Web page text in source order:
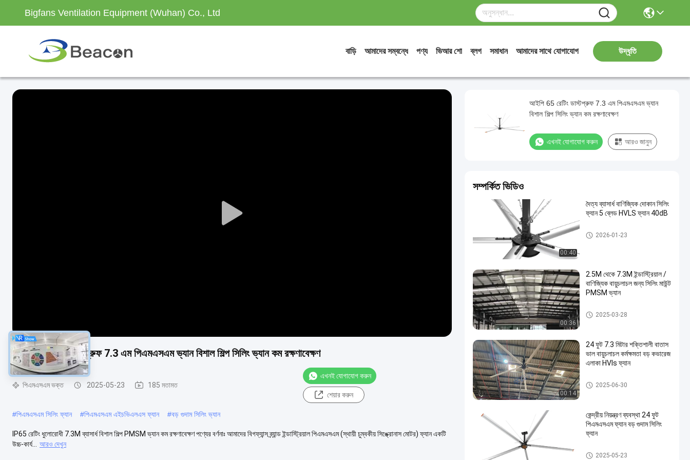
Bigfans Ventilation Equipment (Wuhan) Co., Ltd
বাড়ি আমাদের সম্বন্ধে পণ্য ভিআর শো ব্লগ সমাধান আমাদের সাথে যোগাযোগ উদ্ধৃতি
Play
আইপি 65 রেটিং ডাস্টপ্রুফ 7.3 এম পিএমএসএম ভ্যান বিশাল শিল্প সিলিং ভ্যান কম রক্ষণাবেক্ষণ
পিএমএসএম ভক্ত 2025-05-23 185 মতামত
এখনই যোগাযোগ করুন
শেয়ার করুন
#পিএমএসএম সিলিং ফ্যান #পিএমএসএম এইচভিএলএস ফ্যান #বড় গুদাম সিলিং ভ্যান
IP65 রেটিং ধুলোরোধী 7.3M ব্যাসার্ধ বিশাল শিল্প PMSM ভ্যান কম রক্ষণাবেক্ষণ পণ্যের বর্ণনাঃ আমাদের বিগফ্যান্স ব্র্যান্ড ইন্ডাস্ট্রিয়াল পিএমএসএম (স্থায়ী চুম্বকীয় সিঙ্ক্রোনাস মোটর) ফ্যান একটি
উচ্চ-কার্য...
আরও দেখুন
আইপি 65 রেটিং ডাস্টপ্রুফ 7.3 এম পিএমএসএম ভ্যান
বিশাল শিল্প সিলিং ভ্যান কম রক্ষণাবেক্ষণ
এখনই যোগাযোগ করুন আরও জানুন
সম্পর্কিত ভিডিও
00:40
দৈত্য ব্যাসার্ধ বাণিজ্যিক দোকান সিলিং
ফ্যান 5 ব্লেড HVLS ফ্যান 40dB
পিএমএসএম ভক্ত
2026-01-23
00:36
2.5M থেকে 7.3M ইন্ডাস্ট্রিয়াল /
বাণিজ্যিক বায়ুচলাচল জন্য সিলিং মাউন্ট
PMSM ভ্যান
পিএমএসএম ভক্ত
2025-03-28
00:14
24 ফুট 7.3 মিটার শক্তিশালী বাতাস
ভাল বায়ুচলাচল কর্মক্ষমতা বড় কভারেজ
এলাকা HVls ফ্যান
পিএমএসএম ভক্ত
2025-06-30
কেন্দ্রীয় নিয়ন্ত্রণ ব্যবস্থা 24 ফুট
পিএমএসএম ফ্যান বড় গুদাম সিলিং
ফ্যান
পিএমএসএম ভক্ত
2025-05-23